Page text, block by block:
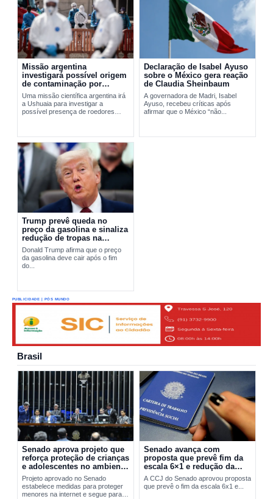
Missão argentina
investigará possível origem
de contaminação por
hantavírus em Ushuaia
Uma missão científica argentina irá
a Ushuaia para investigar a
possível presença de roedores
Declaração de Isabel Ayuso
sobre o México gera reação
de Claudia Sheinbaum
A governadora de Madri, Isabel
Ayuso, recebeu críticas após
afirmar que o México “não...
Trump prevê queda no
preço da gasolina e sinaliza
redução de tropas na
Europa
Donald Trump afirma que o preço
da gasolina deve cair após o fim
do...
PUBLICIDADE | PÓS MUNDO
Brasil
Senado aprova projeto que
reforça proteção de crianças
e adolescentes no ambiente
digital
Projeto aprovado no Senado
estabelece medidas para proteger
menores na internet e segue para
Senado avança com
proposta que prevê fim da
escala 6×1 e redução da
jornada de trabalho
A CCJ do Senado aprovou proposta
que prevê o fim da escala 6x1 e...